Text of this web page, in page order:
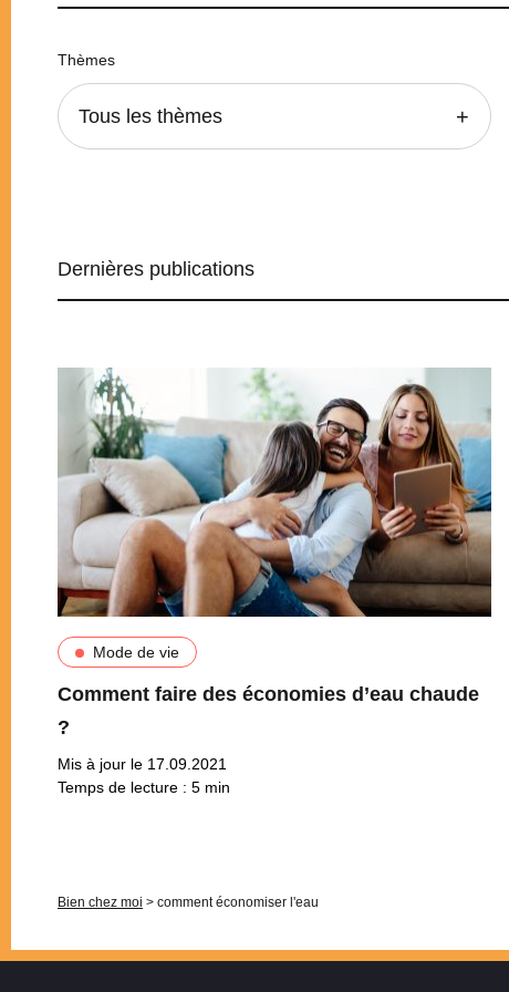
Thèmes
Tous les thèmes
Dernières publications
Mode de vie
Comment faire des économies d’eau chaude
?
Mis à jour le 17.09.2021
Temps de lecture : 5 min
Bien chez moi > comment économiser l'eau